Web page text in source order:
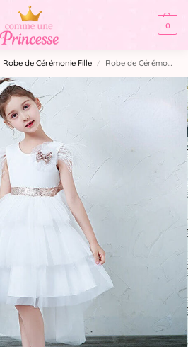
0
Robe de Cérémonie Fille​ / Robe de Cérémonie Enfant